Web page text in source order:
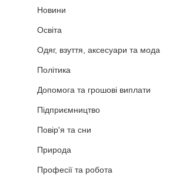
Новини
Освіта
Одяг, взуття, аксесуари та мода
Політика
Допомога та грошові виплати
Підприємництво
Повір'я та сни
Природа
Професії та робота